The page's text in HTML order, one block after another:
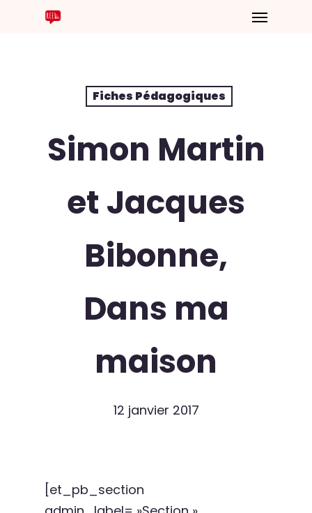
Fiches Pédagogiques
Simon Martin
et Jacques
Bibonne,
Dans ma
maison
12 janvier 2017
[et_pb_section